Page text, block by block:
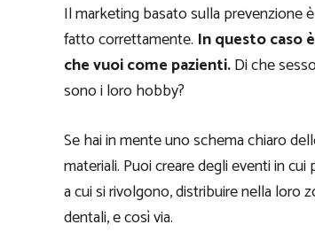
Il marketing basato sulla prevenzione
fatto correttamente. In questo caso
che vuoi come pazienti.Di che
sono i loro hobby?
Se hai in mente uno schema chiaro
materiali. Puoi creare degli eventi in
a cui si rivolgono, distribuire nella loro
dentali, e così via.